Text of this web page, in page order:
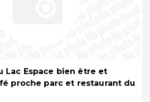
Lac Espace bien être et
proche parc et restaurant du